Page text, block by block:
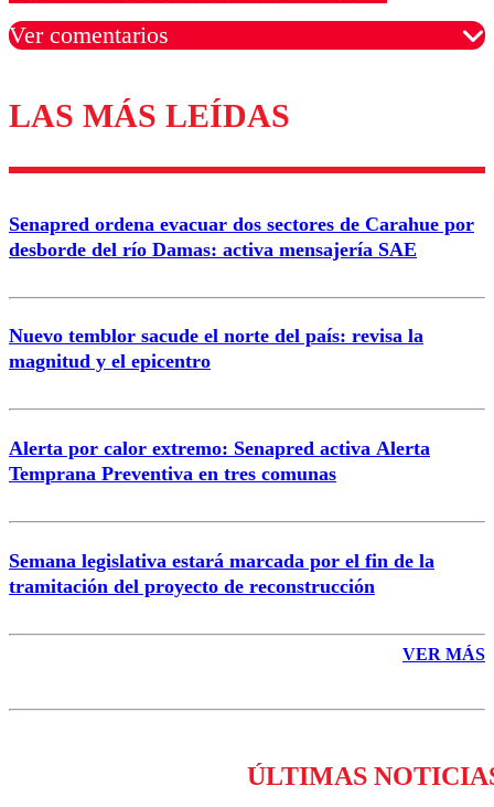
Ver comentarios
Los comentarios son moderados para garantizar un
diálogo respetuoso.
Correo
LAS MÁS LEÍDAS
Senapred ordena evacuar dos sectores de Carahue por
desborde del río Damas: activa mensajería SAE
Nuevo temblor sacude el norte del país: revisa la
magnitud y el epicentro
Alerta por calor extremo: Senapred activa Alerta
Temprana Preventiva en tres comunas
Semana legislativa estará marcada por el fin de la
tramitación del proyecto de reconstrucción
VER MÁS
ÚLTIMAS